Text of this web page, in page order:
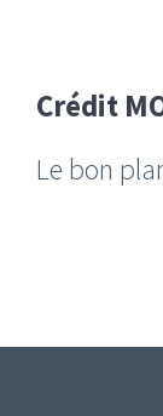
Crédit
Le bon